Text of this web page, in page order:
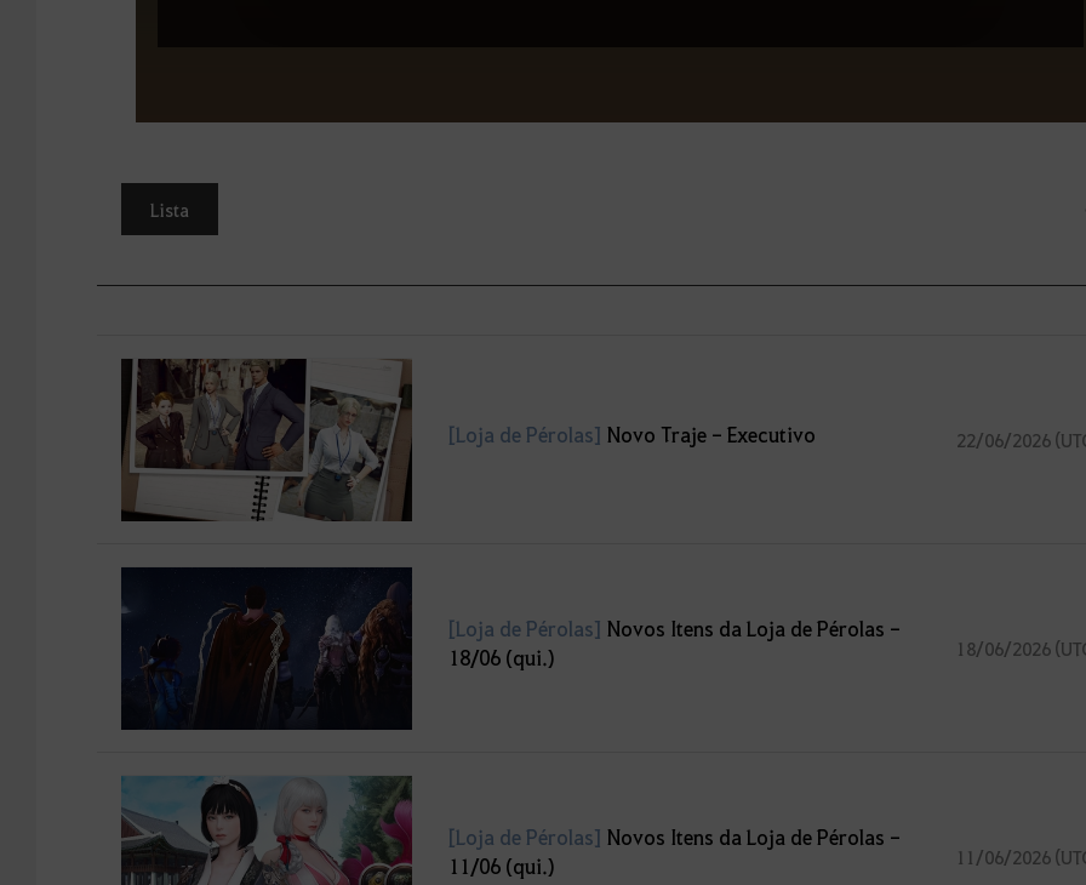
Lista
[Loja de Pérolas] Novo Traje - Executivo 22/06/2026
[Loja de Pérolas] Novos Itens da Loja de Pérolas -
18/06 (qui.)
18/06/2026
[Loja de Pérolas] Novos Itens da Loja de Pérolas -
11/06 (qui.)
11/06/2026